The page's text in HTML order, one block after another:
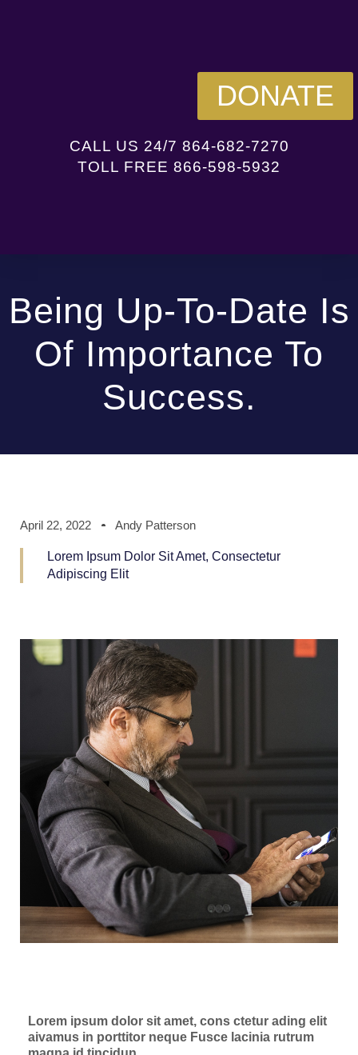
DONATE
CALL US 24/7 864-682-7270
TOLL FREE 866-598-5932
Being Up-To-Date Is
Of Importance To
Success.
April 22, 2022 Andy Patterson
Lorem Ipsum Dolor Sit Amet, Consectetur
Adipiscing Elit
Lorem ipsum dolor sit amet, cons ctetur ading elit
aivamus in porttitor neque Fusce lacinia rutrum